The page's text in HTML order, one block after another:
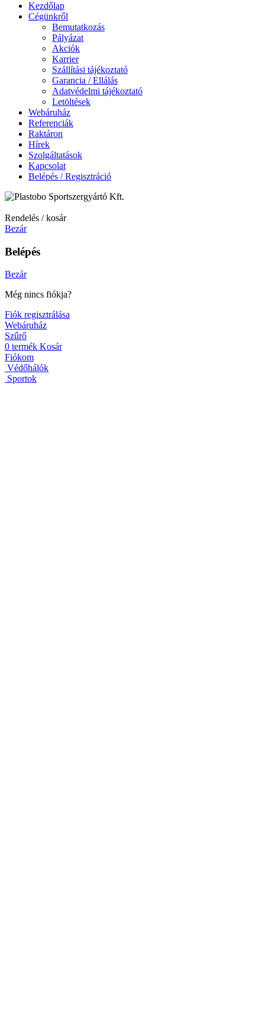
Kezdőlap
Cégünkről
Bemutatkozás
Pályázat
Akciók
Karrier
Szállítási tájékoztató
Garancia / Ellálás
Adatvédelmi tájékoztató
Letöltések
Webáruház
Referenciák
Raktáron
Hírek
Szolgáltatások
Kapcsolat
Belépés / Regisztráció
Rendelés / kosár
Bezár
Belépés
Bezár
Még nincs fiókja?
Fiók regisztrálása
Webáruház
Szűrő
0 termék Kosár
Fiókom
Védőhálók
Sportok